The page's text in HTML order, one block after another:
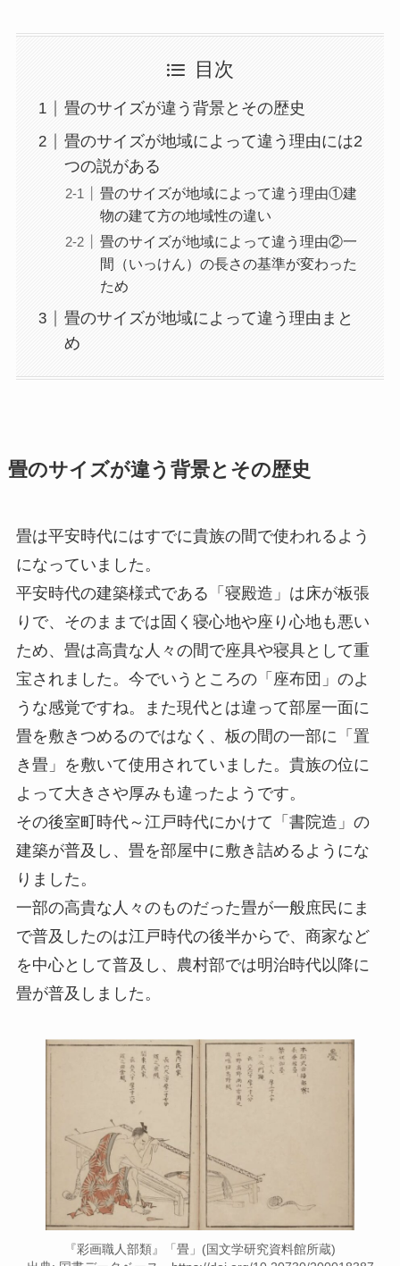
目次
畳のサイズが違う背景とその歴史
畳のサイズが地域によって違う理由には2
つの説がある
畳のサイズが地域によって違う理由①建
物の建て方の地域性の違い
畳のサイズが地域によって違う理由②一
間（いっけん）の長さの基準が変わった
ため
畳のサイズが地域によって違う理由まと
め
畳のサイズが違う背景とその歴史
畳は平安時代にはすでに貴族の間で使われるよう
になっていました。
平安時代の建築様式である「寝殿造」は床が板張
りで、そのままでは固く寝心地や座り心地も悪い
ため、畳は高貴な人々の間で座具や寝具として重
宝されました。今でいうところの「座布団」のよ
うな感覚ですね。また現代とは違って部屋一面に
畳を敷きつめるのではなく、板の間の一部に「置
き畳」を敷いて使用されていました。貴族の位に
よって大きさや厚みも違ったようです。
その後室町時代～江戸時代にかけて「書院造」の
建築が普及し、畳を部屋中に敷き詰めるようにな
りました。
一部の高貴な人々のものだった畳が一般庶民にま
で普及したのは江戸時代の後半からで、商家など
を中心として普及し、農村部では明治時代以降に
畳が普及しました。
『彩画職人部類』「畳」(国文学研究資料館所蔵)